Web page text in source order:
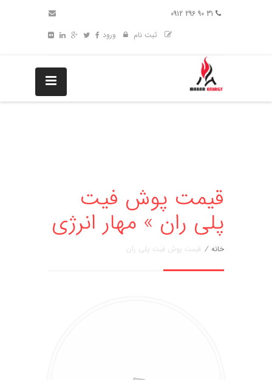
ثبت نام
ورود
قیمت پوش فیت
پلی ران » مهار انرژی
خانه / قیمت پوش فیت پلی ران